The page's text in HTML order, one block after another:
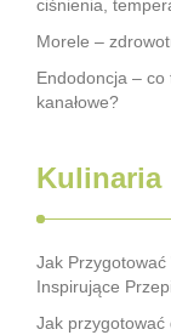
ciśnienia,
Morele –
Endodoncja –
kanałowe?
Kulinaria
Jak
Inspirujące
Jak przygotować